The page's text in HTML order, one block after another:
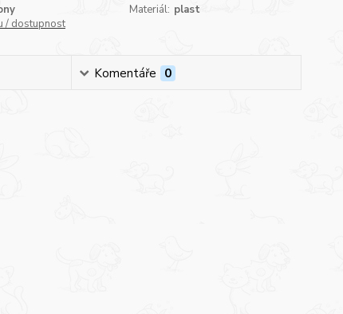
Materiál: plast
/ dostupnost
Komentáře 0